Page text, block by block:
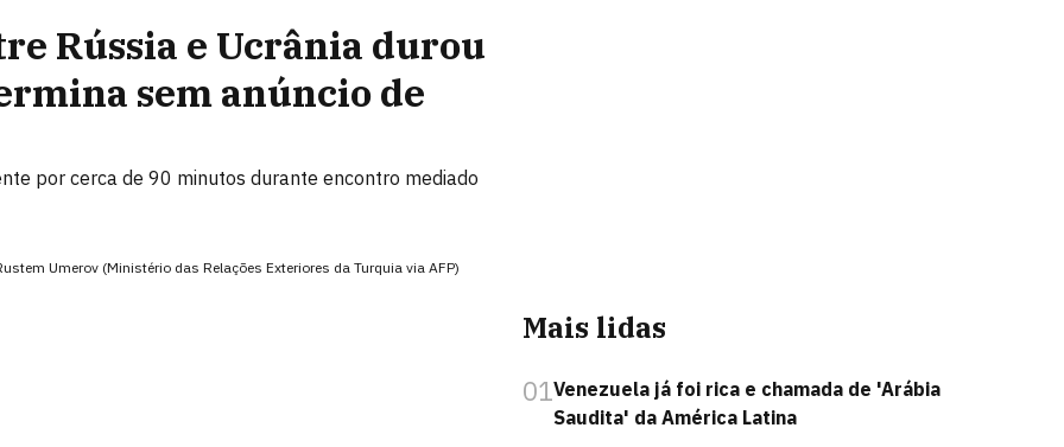
Rússia e Ucrânia durou
sem anúncio de
por cerca de 90 minutos durante encontro mediado
Umerov (Ministério das Relações Exteriores da Turquia via AFP)
Mais lidas
01Venezuela já foi rica e chamada de 'Arábia
Saudita' da América Latina